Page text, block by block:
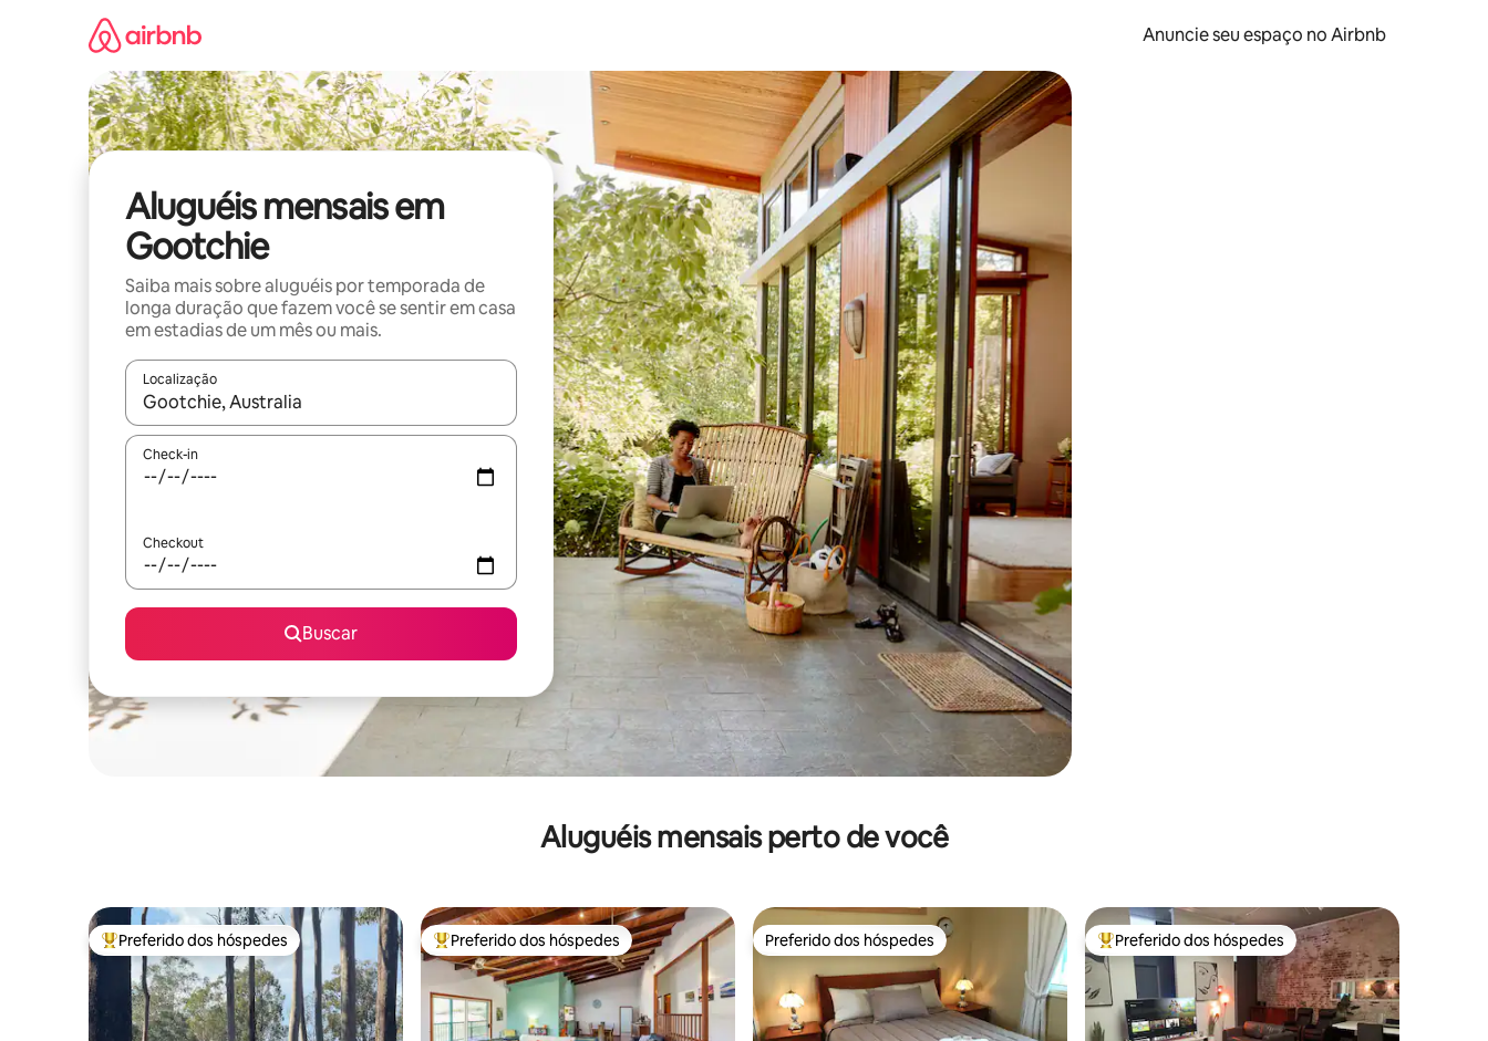
Anuncie seu espaço no Airbnb
Aluguéis mensais em
Gootchie
Saiba mais sobre aluguéis por temporada de
longa duração que fazem você se sentir em casa
em estadias de um mês ou mais.
Localização
Quando os resultados estiverem disponíveis, explore-os usando as seta para cima e para baixo do teclado ou tocando e deslizando o dedo na tela.
Check-in
Checkout
Buscar
Aluguéis mensais perto de você
Entre os melhores preferidos dos hóspedes
Preferido dos hóspedes Entre os melhores preferidos dos hóspedes
Preferido dos hóspedes Preferido dos hóspedes
Preferido dos hóspedes Entre os melhores preferidos dos hóspedes
Preferido dos hóspedes